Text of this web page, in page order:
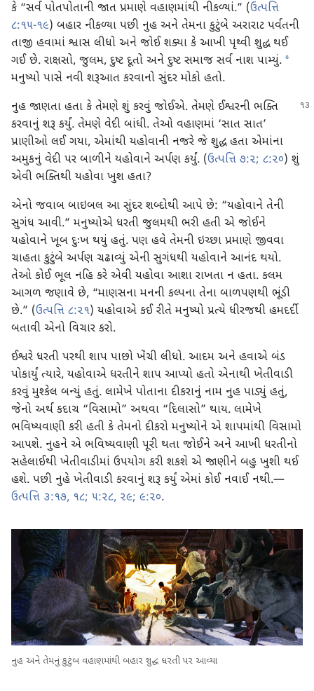
કે “સર્વ પોતપોતાની જાત પ્રમાણે વહાણમાંથી નીકળ્યાં.” (ઉત્પત્તિ
૮:૧૫-૧૯) બહાર નીકળ્યા પછી નુહ અને તેમના કુટુંબે અરારાટ પર્વતની
તાજી હવામાં શ્વાસ લીધો અને જોઈ શક્યા કે આખી પૃથ્વી શુદ્ધ થઈ
ગઈ છે. રાક્ષસો, જુલમ, દુષ્ટ દૂતો અને દુષ્ટ સમાજ સર્વ નાશ પામ્યું. *
મનુષ્યો પાસે નવી શરૂઆત કરવાનો સુંદર મોકો હતો.
નુહ જાણતા હતા કે તેમણે શું કરવું જોઈએ. તેમણે ઈશ્વરની ભક્તિ
કરવાનું શરૂ કર્યું. તેમણે વેદી બાંધી. તેઓ વહાણમાં ‘સાત સાત’
પ્રાણીઓ લઈ ગયા, એમાંથી યહોવાની નજરે જે શુદ્ધ હતા એમાંના
અમુકનું વેદી પર બાળીને યહોવાને અર્પણ કર્યું. (ઉત્પત્તિ ૭:૨; ૮:૨૦) શું
એવી ભક્તિથી યહોવા ખુશ હતા?
એનો જવાબ બાઇબલ આ સુંદર શબ્દોથી આપે છે: “યહોવાને તેની
સુગંધ આવી.” મનુષ્યોએ ધરતી જુલમથી ભરી હતી એ જોઈને
યહોવાને ખૂબ દુઃખ થયું હતું. પણ હવે તેમની ઇચ્છા પ્રમાણે જીવવા
ચાહતા કુટુંબે અર્પણ ચઢાવ્યું એની સુગંધથી યહોવાને આનંદ થયો.
તેઓ કોઈ ભૂલ નહિ કરે એવી યહોવા આશા રાખતા ન હતા. કલમ
આગળ જણાવે છે, “માણસના મનની કલ્પના તેના બાળપણથી ભૂંડી
છે.” (ઉત્પત્તિ ૮:૨૧) યહોવાએ કઈ રીતે મનુષ્યો પ્રત્યે ધીરજથી હમદર્દી
બતાવી એનો વિચાર કરો.
ઈશ્વરે ધરતી પરથી શાપ પાછો ખેંચી લીધો. આદમ અને હવાએ બંડ
પોકાર્યું ત્યારે, યહોવાએ ધરતીને શાપ આપ્યો હતો એનાથી ખેતીવાડી
કરવું મુશ્કેલ બન્યું હતું. લામેખે પોતાના દીકરાનું નામ નુહ પાડ્યું હતું,
જેનો અર્થ કદાચ “વિસામો” અથવા “દિલાસો” થાય. લામેખે
ભવિષ્યવાણી કરી હતી કે તેમનો દીકરો મનુષ્યોને એ શાપમાંથી વિસામો
આપશે. નુહને એ ભવિષ્યવાણી પૂરી થતા જોઈને અને આખી ધરતીનો
સહેલાઈથી ખેતીવાડીમાં ઉપયોગ કરી શકશે એ જાણીને બહુ ખુશી થઈ
હશે. પછી નુહે ખેતીવાડી કરવાનું શરૂ કર્યું એમાં કોઈ નવાઈ નથી.—
ઉત્પત્તિ ૩:૧૭, ૧૮; ૫:૨૮, ૨૯; ૯:૨૦.
નુહ અને તેમનું કુટુંબ વહાણમાંથી બહાર શુદ્ધ ધરતી પર આવ્યા